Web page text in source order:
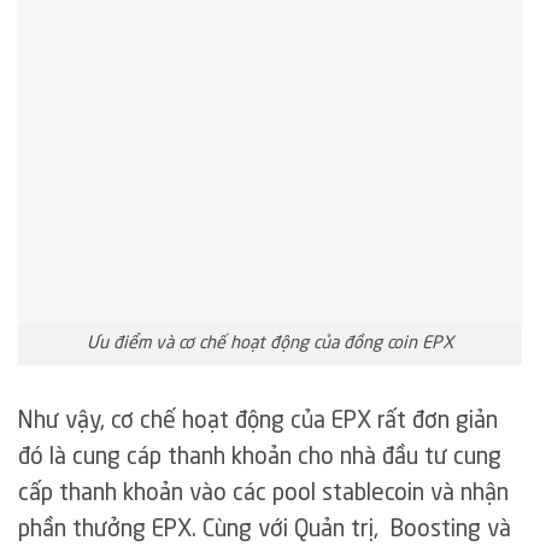
Ưu điểm và cơ chế hoạt động của đồng coin EPX
Như vậy, cơ chế hoạt động của EPX rất đơn giản
đó là cung cáp thanh khoản cho nhà đầu tư cung
cấp thanh khoản vào các pool stablecoin và nhận
phần thưởng EPX. Cùng với Quản trị, Boosting và